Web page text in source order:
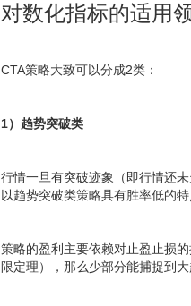
对数化指标的适用
CTA策略大致可以分成2类：
1）趋势突破类
行情一旦有突破迹象（即行情还
以趋势突破类策略具有胜率低的
策略的盈利主要依赖对止盈止损
限定理），那么少部分能捕捉到